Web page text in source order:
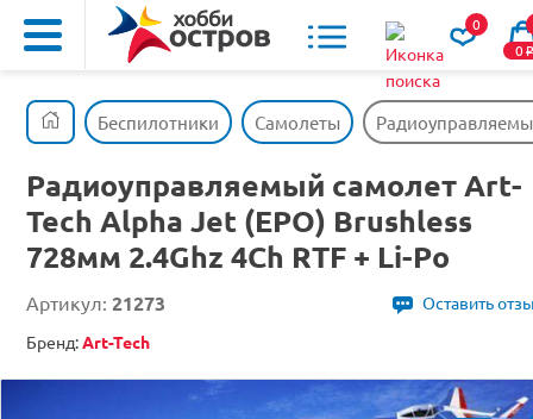
0
0o
Беспилотники Самолеты
Радиоуправляемый самолет Art-
Tech Alpha Jet (EPO) Brushless
728мм 2.4Ghz 4Ch RTF + Li-Po
Артикул: 21273
Оставить
Бренд:Art-Tech